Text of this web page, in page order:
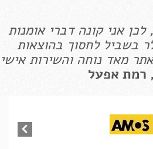
אני קונה דברי אומנות
בשביל לחסוך בהוצאות
מאד נוחה והשירות אישי
, רמת אפעל